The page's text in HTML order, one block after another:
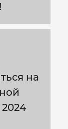
на